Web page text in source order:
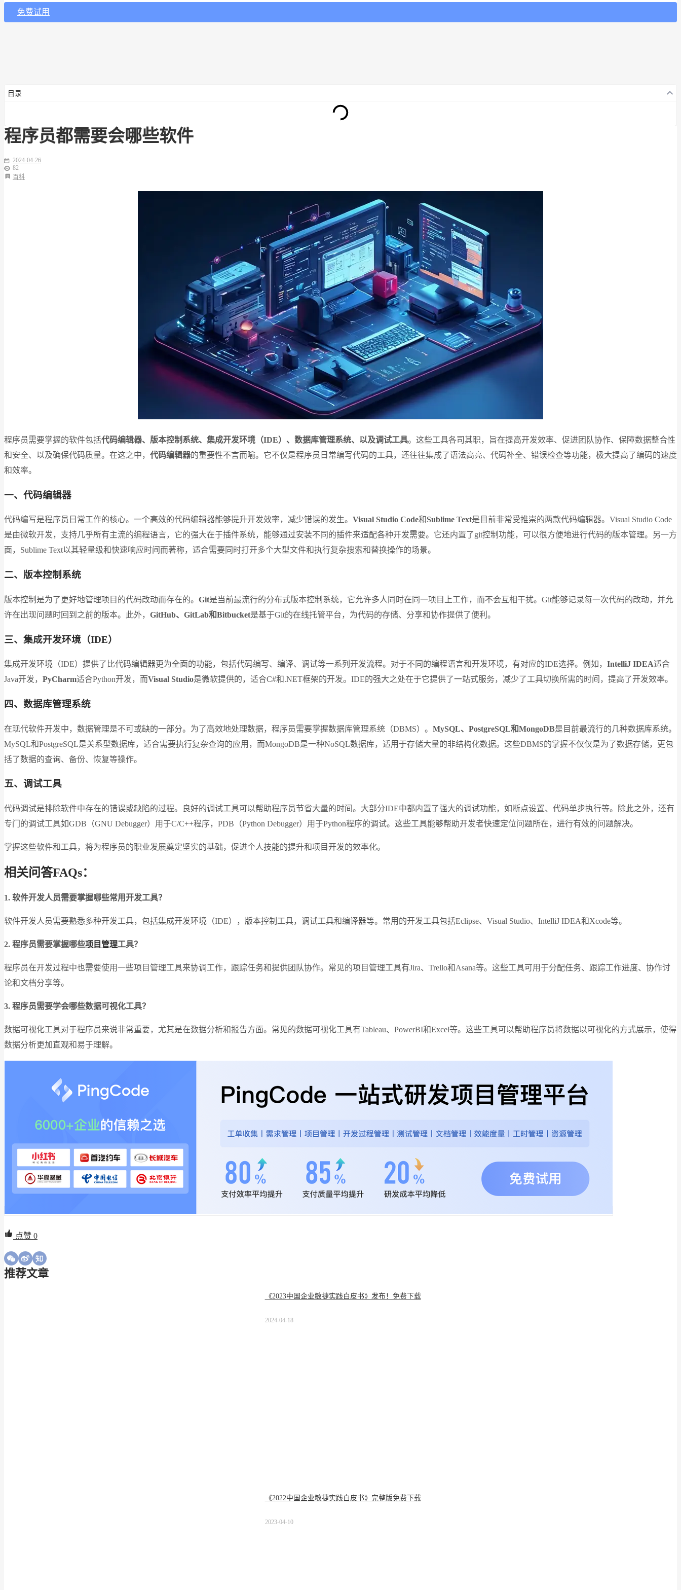
免费试用
目录
程序员都需要会哪些软件
2024-04-26
82
百科
程序员需要掌握的软件包括代码编辑器、版本控制系统、集成开发环境（IDE）、数据库管理系统、以及调试工具。这些工具各司其职，旨在提高开发效率、促进团队协作、保障数据整合性
和安全、以及确保代码质量。在这之中， 代码编辑器的重要性不言而喻。它不仅是程序员日常编写代码的工具，还往往集成了语法高亮、代码补全、错误检查等功能，极大提高了编码的速度
和效率。
一、代码编辑器
代码编写是程序员日常工作的核心。一个高效的代码编辑器能够提升开发效率，减少错误的发生。 Visual Studio Code和Sublime Text是目前非常受推崇的两款代码编辑器。Visual Studio Code
是由微软开发，支持几乎所有主流的编程语言，它的强大在于插件系统，能够通过安装不同的插件来适配各种开发需要。它还内置了git控制功能，可以很方便地进行代码的版本管理。另一方
面，Sublime Text以其轻量级和快速响应时间而著称，适合需要同时打开多个大型文件和执行复杂搜索和替换操作的场景。
二、版本控制系统
版本控制是为了更好地管理项目的代码改动而存在的。 Git是当前最流行的分布式版本控制系统，它允许多人同时在同一项目上工作，而不会互相干扰。Git能够记录每一次代码的改动，并允
许在出现问题时回到之前的版本。此外， GitHub、GitLab和Bitbucket是基于Git的在线托管平台，为代码的存储、分享和协作提供了便利。
三、集成开发环境（IDE）
集成开发环境（IDE）提供了比代码编辑器更为全面的功能，包括代码编写、编译、调试等一系列开发流程。对于不同的编程语言和开发环境，有对应的IDE选择。例如， IntelliJ IDEA适合
Java开发， PyCharm适合Python开发，而Visual Studio是微软提供的，适合C#和.NET框架的开发。IDE的强大之处在于它提供了一站式服务，减少了工具切换所需的时间，提高了开发效率。
四、数据库管理系统
在现代软件开发中，数据管理是不可或缺的一部分。为了高效地处理数据，程序员需要掌握数据库管理系统（DBMS）。 MySQL、PostgreSQL和MongoDB是目前最流行的几种数据库系统。
MySQL和PostgreSQL是关系型数据库，适合需要执行复杂查询的应用，而MongoDB是一种NoSQL数据库，适用于存储大量的非结构化数据。这些DBMS的掌握不仅仅是为了数据存储，更包
括了数据的查询、备份、恢复等操作。
五、调试工具
代码调试是排除软件中存在的错误或缺陷的过程。良好的调试工具可以帮助程序员节省大量的时间。大部分IDE中都内置了强大的调试功能，如断点设置、代码单步执行等。除此之外，还有
专门的调试工具如GDB（GNU Debugger）用于C/C++程序，PDB（Python Debugger）用于Python程序的调试。这些工具能够帮助开发者快速定位问题所在，进行有效的问题解决。
掌握这些软件和工具，将为程序员的职业发展奠定坚实的基础，促进个人技能的提升和项目开发的效率化。
相关问答FAQs：
1. 软件开发人员需要掌握哪些常用开发工具？
软件开发人员需要熟悉多种开发工具，包括集成开发环境（IDE），版本控制工具，调试工具和编译器等。常用的开发工具包括Eclipse、Visual Studio、IntelliJ IDEA和Xcode等。
2. 程序员需要掌握哪些项目管理工具？
程序员在开发过程中也需要使用一些项目管理工具来协调工作，跟踪任务和提供团队协作。常见的项目管理工具有Jira、Trello和Asana等。这些工具可用于分配任务、跟踪工作进度、协作讨
论和文档分享等。
3. 程序员需要学会哪些数据可视化工具？
数据可视化工具对于程序员来说非常重要，尤其是在数据分析和报告方面。常见的数据可视化工具有Tableau、PowerBI和Excel等。这些工具可以帮助程序员将数据以可视化的方式展示，使得
数据分析更加直观和易于理解。
点赞 0
推荐文章
《2023中国企业敏捷实践白皮书》发布！免费下载
2024-04-18
《2022中国企业敏捷实践白皮书》完整版免费下载
2023-04-10